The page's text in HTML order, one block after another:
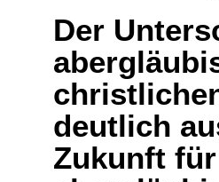
Der
deutlich
Zukunft